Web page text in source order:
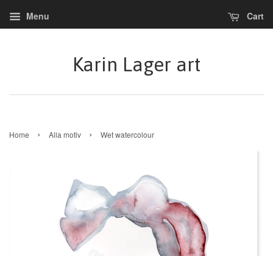
Menu Cart
Karin Lager art
Home › Alla motiv › Wet watercolour